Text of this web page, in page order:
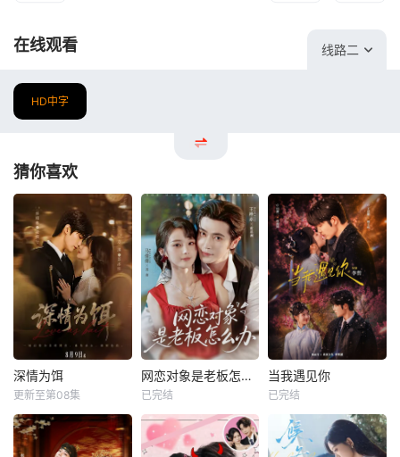
在线观看 线路二
HD中字
猜你喜欢
深情为饵
更新至第08集
网恋对象是老板怎么办
已完结
当我遇见你
已完结